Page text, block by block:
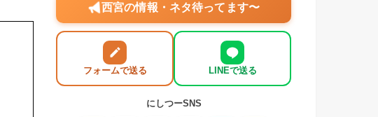
西宮の情報・ネタ待ってます〜
フォームで送る LINEで送る
にしつーSNS